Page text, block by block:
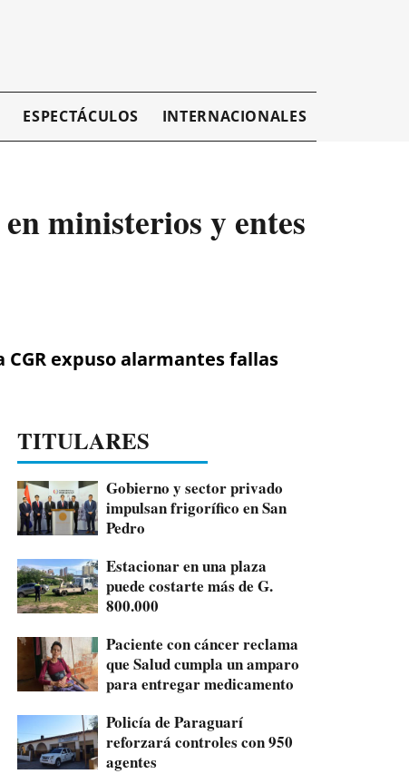
ESPECTÁCULOS INTERNACIONALES
ministerios y entes
expuso alarmantes fallas
TITULARES
Gobierno y sector privado
impulsan frigorífico en San
Pedro
Estacionar en una plaza
puede costarte más de G.
800.000
Paciente con cáncer reclama
que Salud cumpla un amparo
para entregar medicamento
Policía de Paraguarí
reforzará controles con 950
agentes